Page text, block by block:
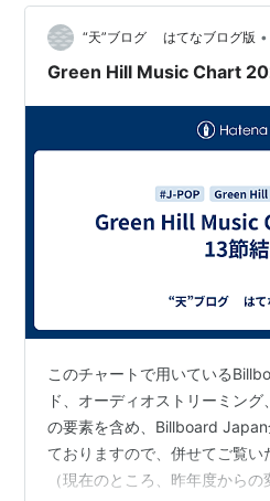
“天”ブログ はてなブログ版 •
Green Hill Music Chart
このチャートで用いている
ド、オーディオストリーミン
の要素を含め、Billboard
ておりますので、併せてご覧い
（現在のところ、昨年度から